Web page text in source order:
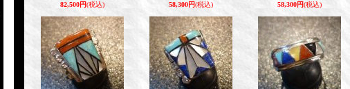
82,500円(税込) 58,300円(税込) 58,300円(税込)